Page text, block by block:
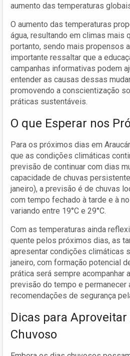
aumento das temperaturas
O aumento das temperaturas
água, resultando em climas mais
portanto, sendo mais propensos
importante ressaltar que a
campanhas informativas podem
entender as causas dessas
promovendo a conscientização
práticas sustentáveis.
O que Esperar nos
Para os próximos dias em
que as condições climáticas
previsão de continuar com dias
capacidade de chuvas
janeiro), a previsão é de chuvas
com tempo fechado à tarde e à
variando entre 19°C e 29°C.
Com as temperaturas ainda
quente pelos próximos dias, as
apresentar condições climáticas
janeiro, com formação potencial
prática será sempre acompanhar
previsão do tempo e permanecer
recomendações de segurança
Dicas para Aproveitar
Chuvoso